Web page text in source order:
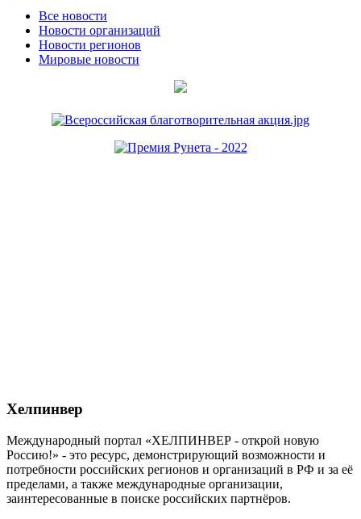
Все новости
Новости организаций
Новости регионов
Мировые новости
Хелпинвер
Международный портал «ХЕЛПИНВЕР - открой новую
Россию!» - это ресурс, демонстрирующий возможности и
потребности российских регионов и организаций в РФ и за её
пределами, а также международные организации,
заинтересованные в поиске российских партнёров.